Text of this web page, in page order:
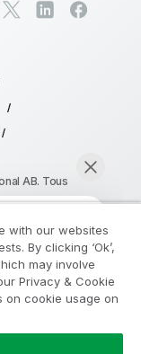
AB. Tous
vos
au Programme
with our websites
By clicking ‘Ok’,
may involve
Privacy & Cookie
on cookie usage on